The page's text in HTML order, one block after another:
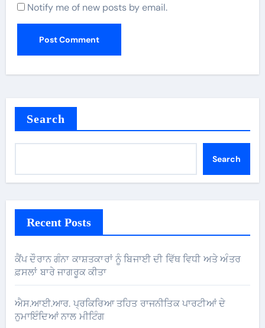
Notify me of new posts by email.
Search
Search
Recent Posts
ਕੈਂਪ ਦੌਰਾਨ ਗੰਨਾ ਕਾਸ਼ਤਕਾਰਾਂ ਨੂੰ ਬਿਜਾਈ ਦੀ ਵਿੱਥ ਵਿਧੀ ਅਤੇ ਅੰਤਰ
ਫ਼ਸਲਾਂ ਬਾਰੇ ਜਾਗਰੂਕ ਕੀਤਾ
ਐਸ.ਆਈ.ਆਰ. ਪ੍ਰਕਿਰਿਆ ਤਹਿਤ ਰਾਜਨੀਤਿਕ ਪਾਰਟੀਆਂ ਦੇ
ਨੁਮਾਇੰਦਿਆਂ ਨਾਲ ਮੀਟਿੰਗ